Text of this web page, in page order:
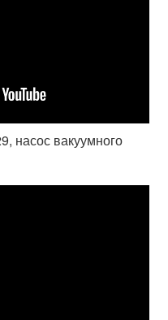
насос вакуумного